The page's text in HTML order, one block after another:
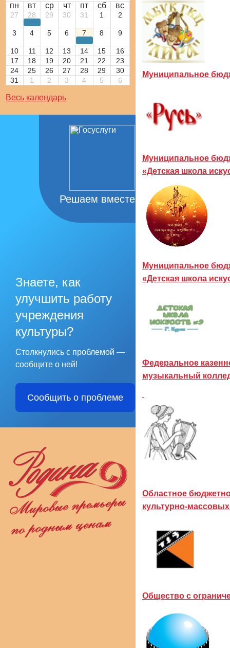
пн вт ср чт пт сб вс
27 28 29 30 31 1 2
3 4 5 6 7 8 9
10 11 12 13 14 15
16
17
18 19 20 21 22
23
24
25 26 27 28 29
30
31
1 2 3 4 5 6
Весь календарь
Решаем вместе
Знаете, как
улучшить работу
учреждения
культуры?
Столкнулись с проблемой —
сообщите о ней!
Сообщить о проблеме
Муниципальное
Муниципальное
«Детская школа
Муниципальное
«Детская школа
Федеральное
музыкальный
Областное
культурно-
Общество с